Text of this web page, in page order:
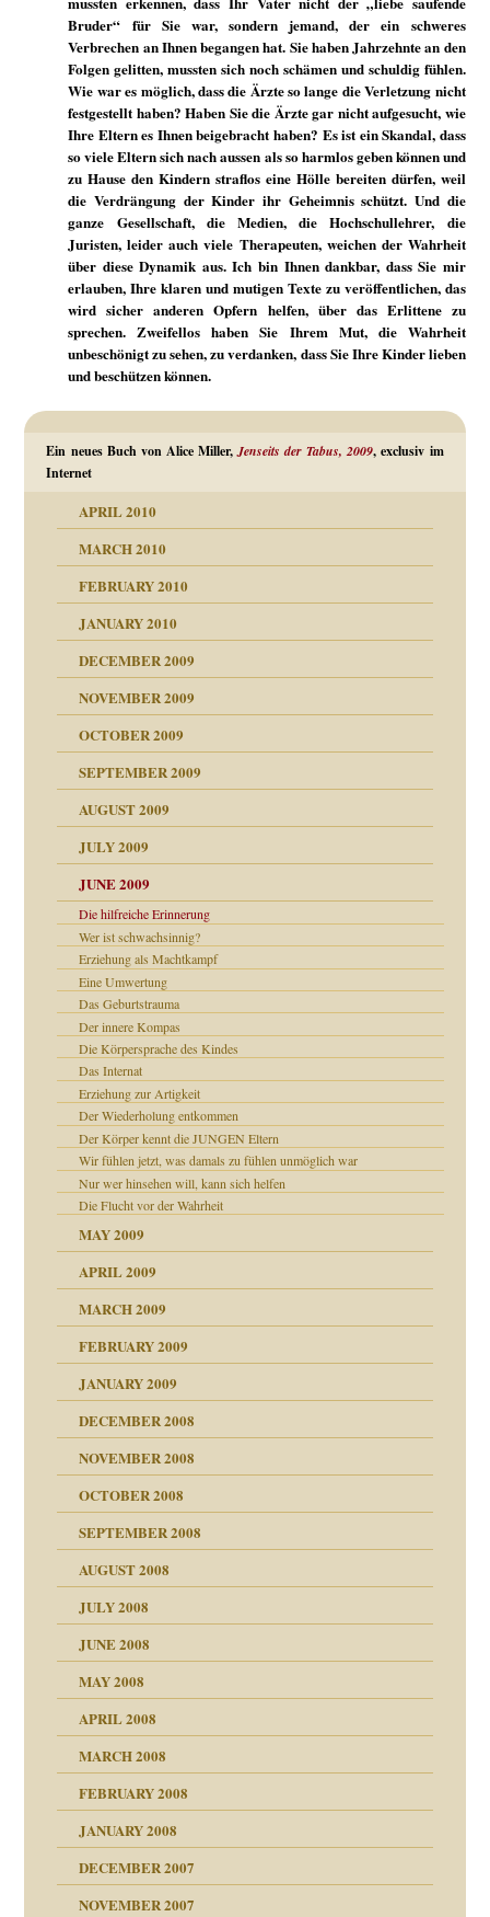
Bruder“ für Sie war, sondern jemand, der ein schweres
Verbrechen an Ihnen begangen hat. Sie haben Jahrzehnte an den
Folgen gelitten, mussten sich noch schämen und schuldig fühlen.
Wie war es möglich, dass die Ärzte so lange die Verletzung nicht
festgestellt haben? Haben Sie die Ärzte gar nicht aufgesucht, wie
Ihre Eltern es Ihnen beigebracht haben? Es ist ein Skandal, dass
so viele Eltern sich nach aussen als so harmlos geben können und
zu Hause den Kindern straflos eine Hölle bereiten dürfen, weil
die Verdrängung der Kinder ihr Geheimnis schützt. Und die
ganze Gesellschaft, die Medien, die Hochschullehrer, die
Juristen, leider auch viele Therapeuten, weichen der Wahrheit
über diese Dynamik aus. Ich bin Ihnen dankbar, dass Sie mir
erlauben, Ihre klaren und mutigen Texte zu veröffentlichen, das
wird sicher anderen Opfern helfen, über das Erlittene zu
sprechen. Zweifellos haben Sie Ihrem Mut, die Wahrheit
unbeschönigt zu sehen, zu verdanken, dass Sie Ihre Kinder lieben
und beschützen können.
Ein neues Buch von Alice Miller,Jenseits der Tabus, 2009, exclusiv im
Internet
APRIL 2010
MARCH 2010
FEBRUARY 2010
JANUARY 2010
DECEMBER 2009
NOVEMBER 2009
OCTOBER 2009
SEPTEMBER 2009
AUGUST 2009
JULY 2009
JUNE 2009
Die hilfreiche Erinnerung
Wer ist schwachsinnig?
Erziehung als Machtkampf
Eine Umwertung
Das Geburtstrauma
Der innere Kompas
Die Körpersprache des Kindes
Das Internat
Erziehung zur Artigkeit
Der Wiederholung entkommen
Der Körper kennt die JUNGEN Eltern
Wir fühlen jetzt, was damals zu fühlen unmöglich war
Nur wer hinsehen will, kann sich helfen
Die Flucht vor der Wahrheit
MAY 2009
APRIL 2009
MARCH 2009
FEBRUARY 2009
JANUARY 2009
DECEMBER 2008
NOVEMBER 2008
OCTOBER 2008
SEPTEMBER 2008
AUGUST 2008
JULY 2008
Juni 2008
JUNE 2008
und Staat
MAY 2008
APRIL 2008
MARCH 2008
FEBRUARY 2008
JANUARY 2008
DECEMBER 2007
NOVEMBER 2007